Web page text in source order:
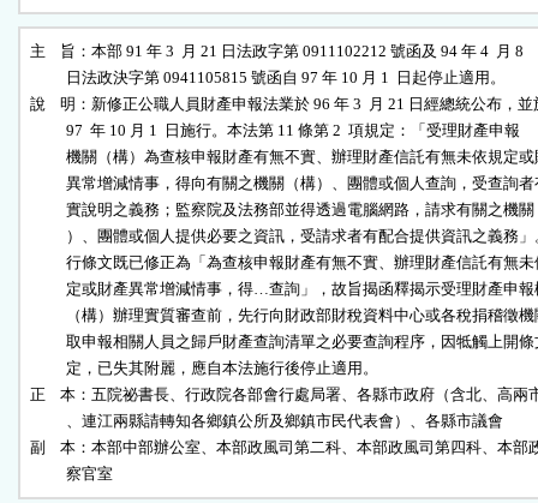
主    旨：本部 91 年 3  月 21 日法政字第 0911102212 號函及 94 年 4  月 8
          日法政決字第 0941105815 號函自 97 年 10 月 1  日起停止適用。
說    明：新修正公職人員財產申報法業於 96 年 3  月 21 日經總統公布，並
          97  年 10 月 1  日施行。本法第 11 條第 2  項規定：「受理財產申報
機關（構）為查核申報財產有無不實、辦理財產信託有無未依規定
異常增減情事，得向有關之機關（構）、團體或個人查詢，受查詢
實說明之義務；監察院及法務部並得透過電腦網路，請求有關之機
）、團體或個人提供必要之資訊，受請求者有配合提供資訊之義務
行條文既已修正為「為查核申報財產有無不實、辦理財產信託有無
定或財產異常增減情事，得…查詢」，故旨揭函釋揭示受理財產申
（構）辦理實質審查前，先行向財政部財稅資料中心或各稅捐稽徵
取申報相關人員之歸戶財產查詢清單之必要查詢程序，因牴觸上開
          定，已失其附麗，應自本法施行後停止適用。
正    本：五院祕書長、行政院各部會行處局署、各縣市政府（含北、高兩
          、連江兩縣請轉知各鄉鎮公所及鄉鎮市民代表會）、各縣市議會
副    本：本部中部辦公室、本部政風司第二科、本部政風司第四科、本部
          察官室